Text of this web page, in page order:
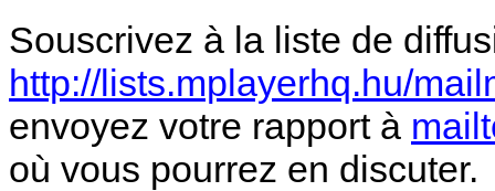
Souscrivez à la liste de
http://lists.mplayerhq.hu/
envoyez votre rapport à
où vous pourrez en discuter.